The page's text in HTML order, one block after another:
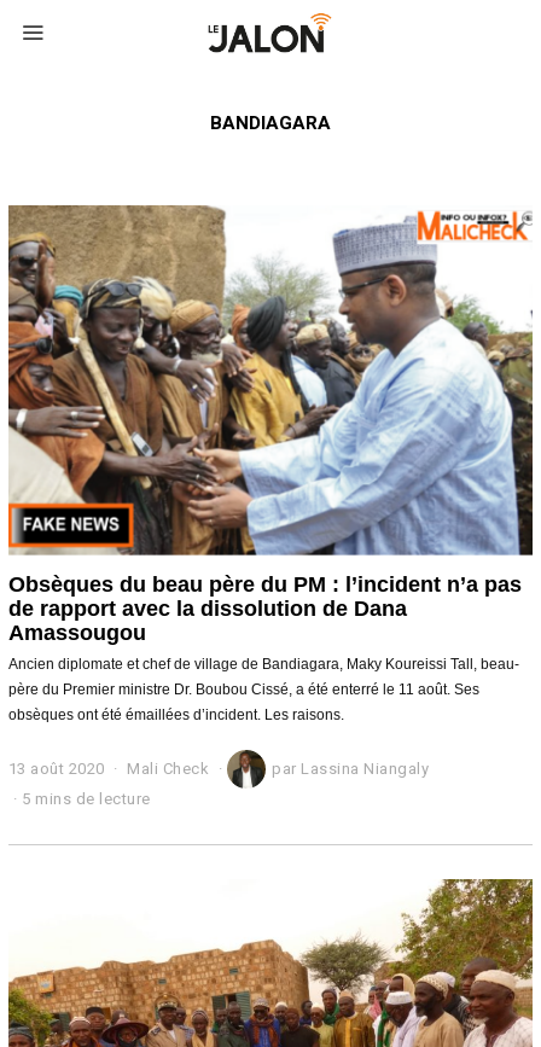
BANDIAGARA
Obsèques du beau père du PM : l’incident n’a pas
de rapport avec la dissolution de Dana
Amassougou
Ancien diplomate et chef de village de Bandiagara, Maky Koureissi Tall, beau-
père du Premier ministre Dr. Boubou Cissé, a été enterré le 11 août. Ses
obsèques ont été émaillées d’incident. Les raisons.
13 août 2020
3
a
0
Mali Check par Lassina Niangaly
5 mins de lecture